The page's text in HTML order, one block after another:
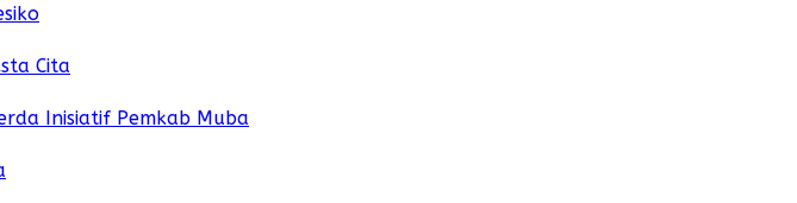
Cita
Inisiatif Pemkab Muba